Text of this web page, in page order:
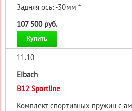
Задняя ось: -30мм *
107 500 руб.
Купить
11.10 -
Eibach
B12 Sportline
Комплект спортивных пружин с